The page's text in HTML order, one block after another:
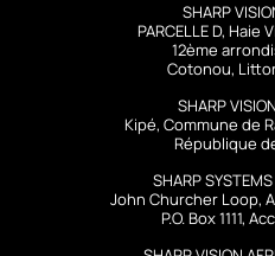
SHARP
PARCELLE D,
12ème
Cotonou,
SHARP
Kipé, Commune de
République
SHARP
John Churcher Loop,
P.O. Box 1111,